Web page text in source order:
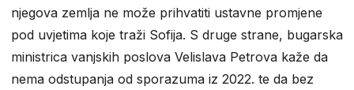
njegova zemlja ne može prihvatiti ustavne promjene
pod uvjetima koje traži Sofija. S druge strane, bugarska
ministrica vanjskih poslova Velislava Petrova kaže da
nema odstupanja od sporazuma iz 2022. te da bez